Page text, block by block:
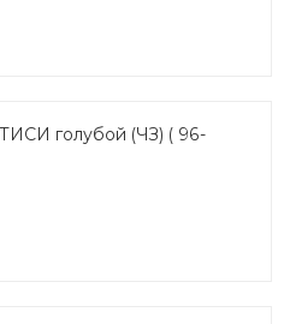
голубой (ЧЗ) ( 96-